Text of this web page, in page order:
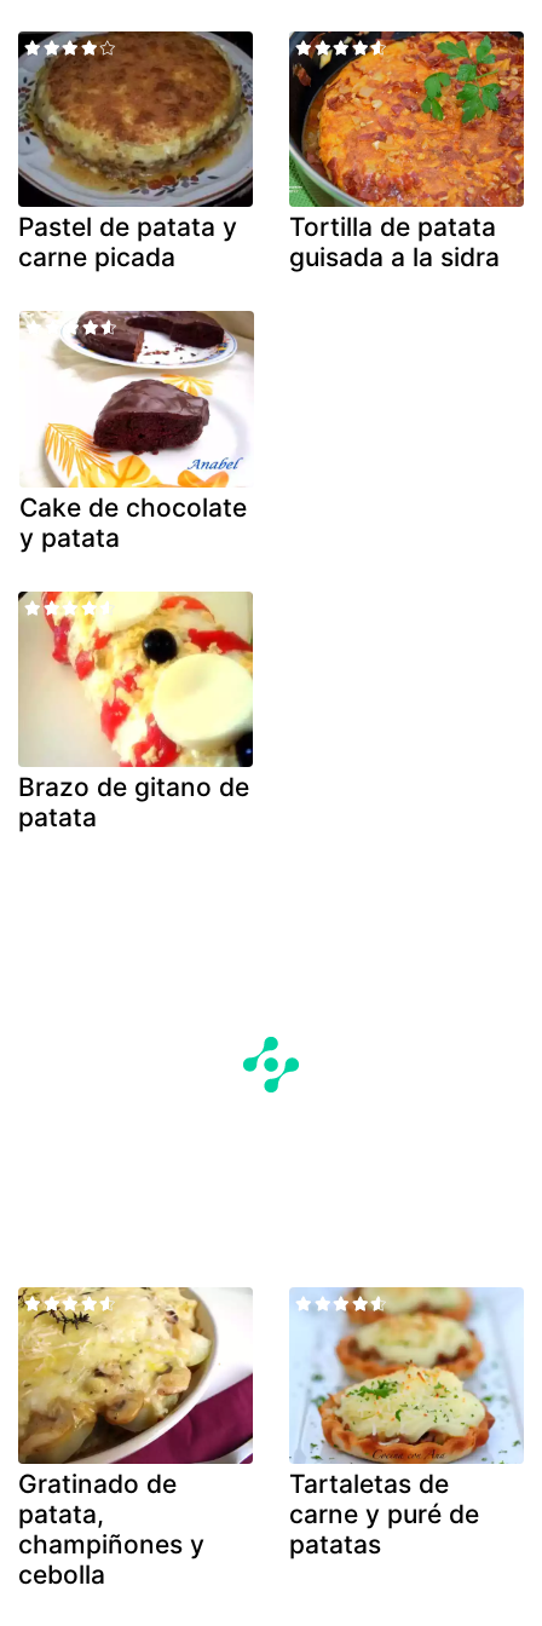
Pastel de patata y
carne picada
Tortilla de patata
guisada a la sidra
Cake de chocolate
y patata
Brazo de gitano de
patata
Gratinado de
patata,
champiñones y
cebolla
Tartaletas de
carne y puré de
patatas